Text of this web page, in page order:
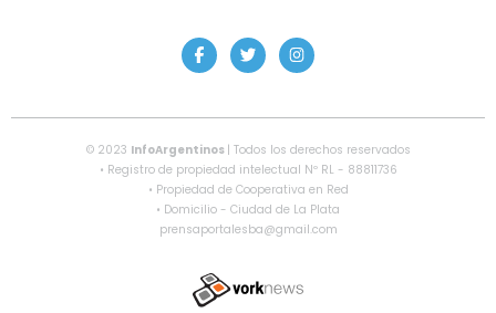
© 2023 InfoArgentinos | Todos los derechos reservados
• Registro de propiedad intelectual Nº RL - 88811736
• Propiedad de Cooperativa en Red
• Domicilio - Ciudad de La Plata
prensaportalesba@gmail.com